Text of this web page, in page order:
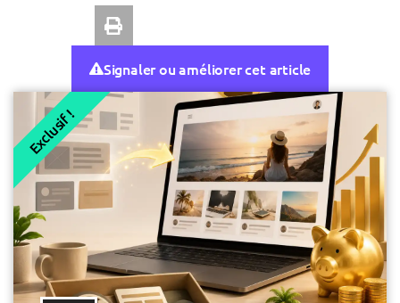
Signaler ou améliorer cet article
Exclusif !